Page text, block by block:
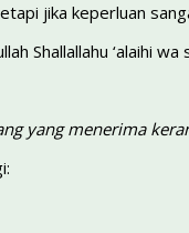
jika keperluan
Shallallahu ‘alaihi wa
yang menerima